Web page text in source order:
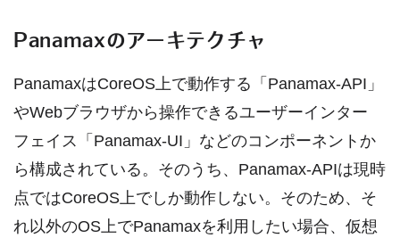
Panamaxのアーキテクチャ
PanamaxはCoreOS上で動作する「Panamax-API」
やWebブラウザから操作できるユーザーインター
フェイス「Panamax-UI」などのコンポーネントか
ら構成されている。そのうち、Panamax-APIは現時
点ではCoreOS上でしか動作しない。そのため、そ
れ以外のOS上でPanamaxを利用したい場合、仮想